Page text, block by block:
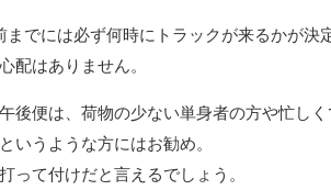
までには必ず何時にトラックが来るかが決
配はありません。
後便は、荷物の少ない単身者の方や忙し
いうような方にはお勧め。
って付けだと言えるでしょう。